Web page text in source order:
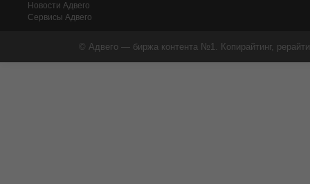
Новости Адвего
Сервисы Адвего
© Адвего — биржа контента №1. Копирайтинг,